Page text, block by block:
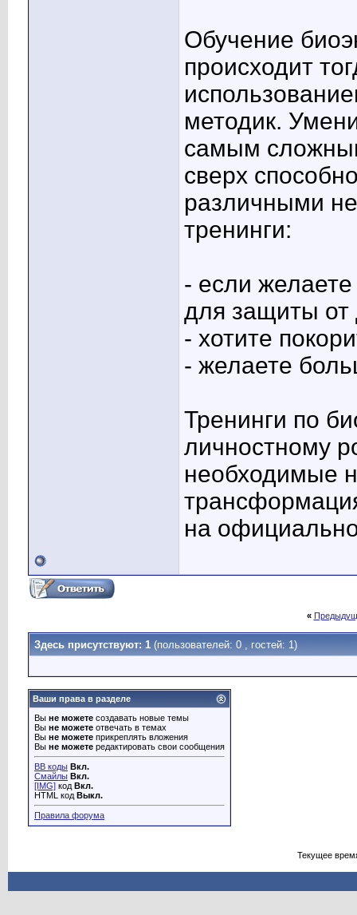
Обучение
происходит
методик.
самым
сверх
различными
тренинги:
- если
для защиты от
- хотите
- желаете
Тренинги по
личностному
необходимые
на
«
Здесь присутствуют: 1 (пользователей: 0 , гостей: 1)
Ваши права в разделе
Вы не можете создавать новые темы
Вы не можете отвечать в темах
Вы не можете прикреплять вложения
Вы не можете редактировать свои сообщения
BB коды Вкл.
Смайлы Вкл.
[IMG] код Вкл.
HTML код Выкл.
Правила форума
Текущее